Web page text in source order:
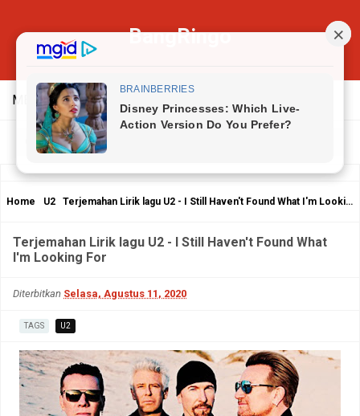
BangRingo
MENU
Home U2 Terjemahan Lirik lagu U2 - I Still Haven't Found What I'm Looking For
Terjemahan Lirik lagu U2 - I Still Haven't Found What
I'm Looking For
Diterbitkan Selasa, Agustus 11, 2020
TAGS U2